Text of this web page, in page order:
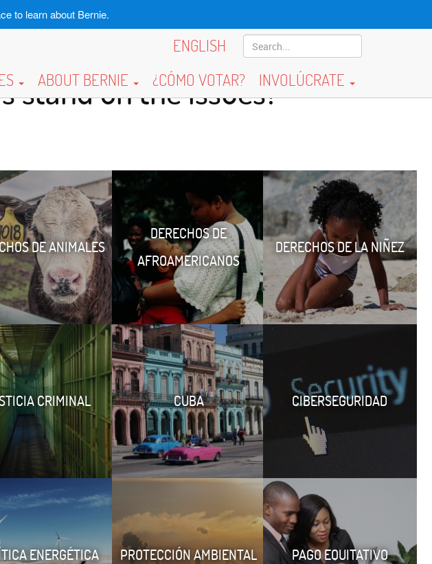
to learn about Bernie.
ENGLISH
ABOUT BERNIE ¿CÓMO VOTAR? INVOLÚCRATE
stand on the issues?
DE ANIMALES
DERECHOS DE
AFROAMERICANOS
DERECHOS DE LA NIÑEZ
CRIMINAL CUBA CIBERSEGURIDAD
ENERGÉTICA PROTECCIÓN AMBIENTAL PAGO EQUITATIVO